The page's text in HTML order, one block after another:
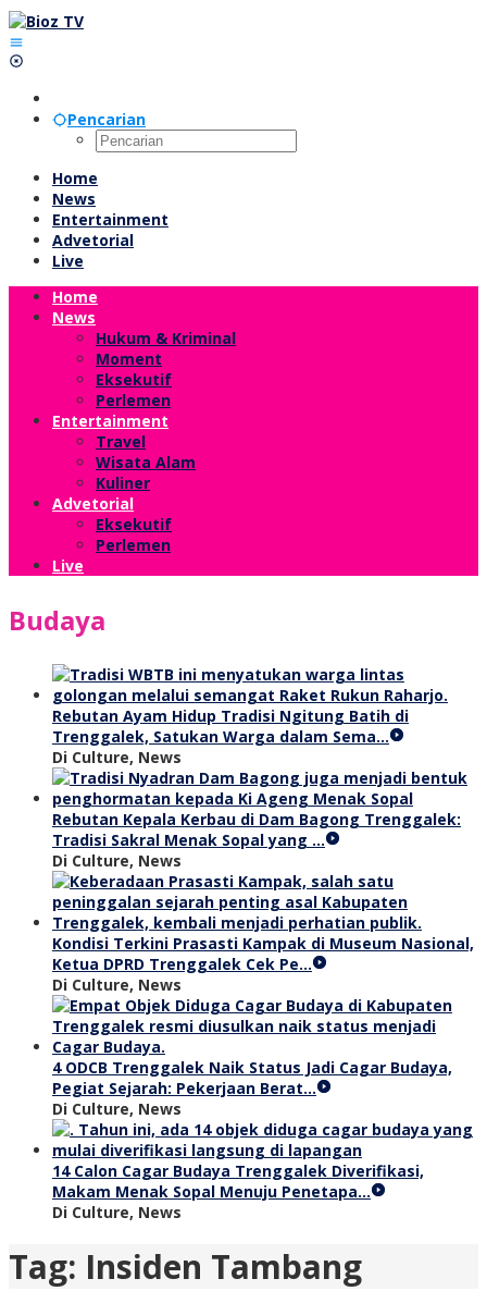
Lewati
ke
konten
Pencarian
Home
News
Entertainment
Advetorial
Live
Home
News
Hukum & Kriminal
Moment
Eksekutif
Perlemen
Entertainment
Travel
Wisata Alam
Kuliner
Advetorial
Eksekutif
Perlemen
Live
Budaya
Rebutan Ayam Hidup Tradisi Ngitung Batih di
Trenggalek, Satukan Warga dalam Sema…
Di Culture, News
Rebutan Kepala Kerbau di Dam Bagong Trenggalek:
Tradisi Sakral Menak Sopal yang …
Di Culture, News
Kondisi Terkini Prasasti Kampak di Museum Nasional,
Ketua DPRD Trenggalek Cek Pe…
Di Culture, News
4 ODCB Trenggalek Naik Status Jadi Cagar Budaya,
Pegiat Sejarah: Pekerjaan Berat…
Di Culture, News
14 Calon Cagar Budaya Trenggalek Diverifikasi,
Makam Menak Sopal Menuju Penetapa…
Di Culture, News
Tag: Insiden Tambang